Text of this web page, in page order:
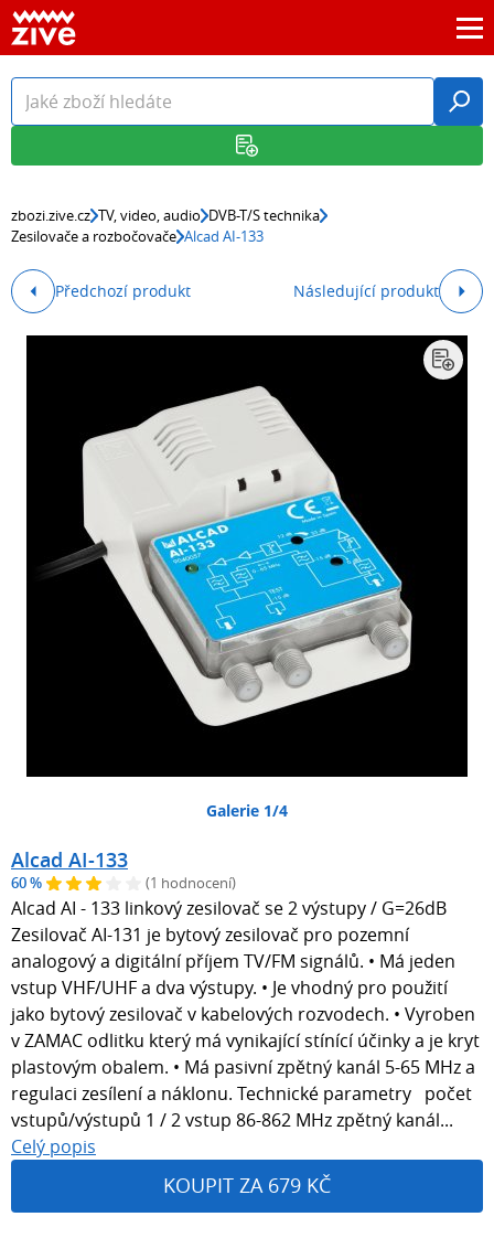
zbozi.zive.cz TV, video, audio DVB-T/S technika
Zesilovače a rozbočovače Alcad AI-133
Předchozí produkt Následující produkt
Galerie 1/4
Alcad AI-133
60 % (1 hodnocení)
Alcad AI - 133 linkový zesilovač se 2 výstupy / G=26dB
Zesilovač AI-131 je bytový zesilovač pro pozemní
analogový a digitální příjem TV/FM signálů. • Má jeden
vstup VHF/UHF a dva výstupy. • Je vhodný pro použití
jako bytový zesilovač v kabelových rozvodech. • Vyroben
v ZAMAC odlitku který má vynikající stínící účinky a je kryt
plastovým obalem. • Má pasivní zpětný kanál 5-65 MHz a
regulaci zesílení a náklonu. Technické parametry počet
vstupů/výstupů 1 / 2 vstup 86-862 MHz zpětný kanál...
Celý popis
KOUPIT ZA 679 KČ